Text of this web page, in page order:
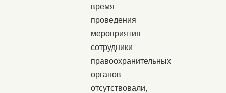
время
проведения
мероприятия
сотрудники
правоохранительных
органов
отсутствовали,